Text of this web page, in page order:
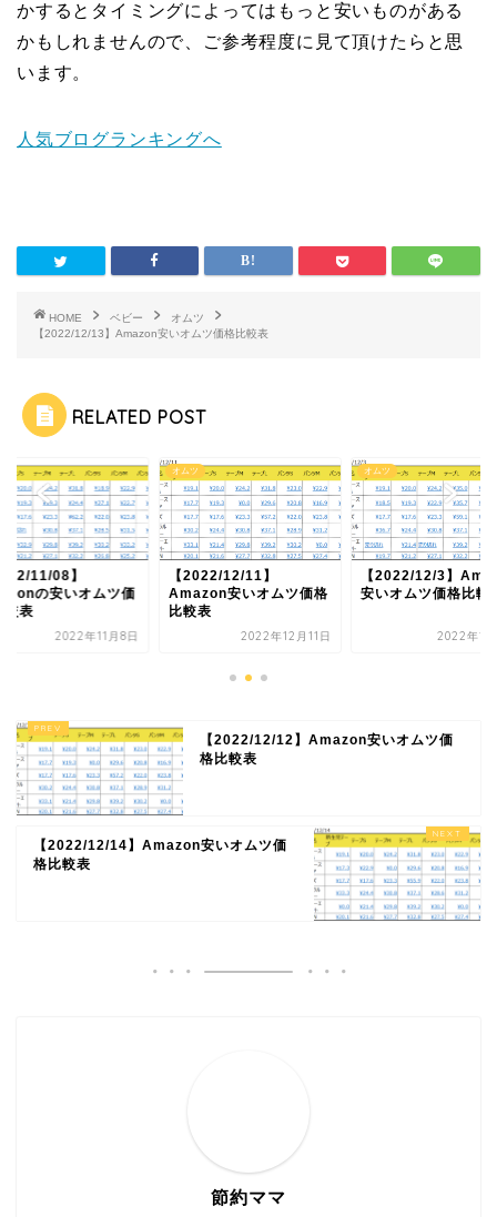
かするとタイミングによってはもっと安いものがある
かもしれませんので、ご参考程度に見て頂けたらと思
います。
人気ブログランキングへ
HOME ベビー
オムツ
【2022/12/13】Amazon安いオムツ価格比較表
RELATED POST
11/08】
の安いオムツ価
較表
2022年11月8日
オムツ
【2022/12/11】
Amazon安いオムツ価格
比較表
2022年12月11日
オムツ
【2022/12/3】
安いオムツ価格比較
2022年12
【2022/12/12】Amazon安いオムツ価
格比較表
【2022/12/14】Amazon安いオムツ価
格比較表
節約ママ